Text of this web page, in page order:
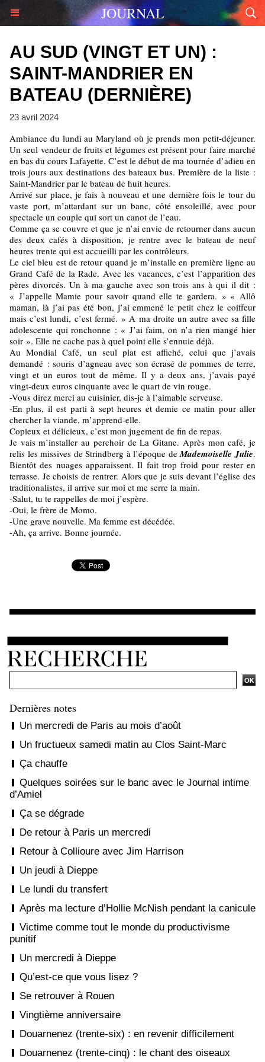
JOURNAL
Dernières notes
Un mercredi de Paris au mois d’août
Un fructueux samedi matin au Clos Saint-Marc
Ça chauffe
Quelques soirées sur le banc avec le Journal intime
d’Amiel
Ça se dégrade
De retour à Paris un mercredi
Retour à Collioure avec Jim Harrison
Un jeudi à Dieppe
Le lundi du transfert
Après ma lecture d’Hollie McNish pendant la canicule
Victime comme tout le monde du productivisme
punitif
Un mercredi à Dieppe
Qu’est-ce que vous lisez ?
Se retrouver à Rouen
Vingtième anniversaire
Douarnenez (trente-six) : en revenir difficilement
Douarnenez (trente-cinq) : le chant des oiseaux
AU SUD (VINGT ET UN) :
SAINT-MANDRIER EN
BATEAU (DERNIÈRE)
23 avril 2024
Ambiance du lundi au Maryland où je prends mon petit-déjeuner.
Un seul vendeur de fruits et légumes est présent pour faire marché
en bas du cours Lafayette. C’est le début de ma tournée d’adieu en
trois jours aux destinations des bateaux bus. Première de la liste :
Saint-Mandrier par le bateau de huit heures.
Arrivé sur place, je fais à nouveau et une dernière fois le tour du
vaste port, m’attardant sur un banc, côté ensoleillé, avec pour
spectacle un couple qui sort un canot de l’eau.
Comme ça se couvre et que je n’ai envie de retourner dans aucun
des deux cafés à disposition, je rentre avec le bateau de neuf
heures trente qui est accueilli par les contrôleurs.
Le ciel bleu est de retour quand je m’installe en première ligne au
Grand Café de la Rade. Avec les vacances, c’est l’apparition des
pères divorcés. Un à ma gauche avec son trois ans à qui il dit :
« J’appelle Mamie pour savoir quand elle te gardera. » « Allô
maman, là j’ai pas été bon, j’ai emmené le petit chez le coiffeur
mais c’est lundi, c’est fermé. » A ma droite un autre avec sa fille
adolescente qui ronchonne : « J’ai faim, on n’a rien mangé hier
soir ». Elle ne cache pas à quel point elle s’ennuie déjà.
Au Mondial Café, un seul plat est affiché, celui que j’avais
demandé : souris d’agneau avec son écrasé de pommes de terre,
vingt et un euros tout de même. Il y a deux ans, j’avais payé
vingt-deux euros cinquante avec le quart de vin rouge.
-Vous direz merci au cuisinier, dis-je à l’aimable serveuse.
-En plus, il est parti à sept heures et demie ce matin pour aller
chercher la viande, m’apprend-elle.
Copieux et délicieux, c’est mon jugement de fin de repas.
Je vais m’installer au perchoir de La Gitane. Après mon café, je
relis les missives de Strindberg à l’époque deMademoiselle Julie.
Bientôt des nuages apparaissent. Il fait trop froid pour rester en
terrasse. Je choisis de rentrer. Alors que je suis devant l’église des
traditionalistes, il arrive sur moi et me serre la main.
-Salut, tu te rappelles de moi j’espère.
-Oui, le frère de Momo.
-Une grave nouvelle. Ma femme est décédée.
-Ah, ça arrive. Bonne journée.